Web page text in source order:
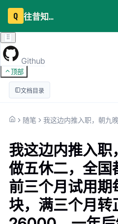
Q 往昔知识库
Github
顶部
文档目录
随笔
我这边内推入职
做五休二，全国
前三个月试用
块，满三个月转